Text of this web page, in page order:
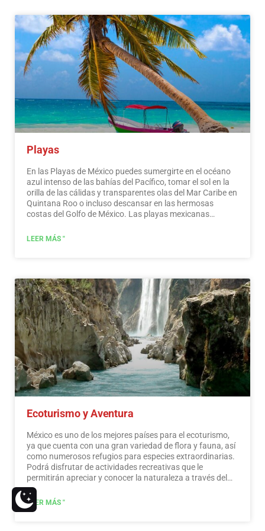
encontrarás lugares llenos de cultura y tradición, donde
podrás disfrutar de unas vacaciones relajantes,
interesantes y divertidas. En tu viaje por México, no
puedes dejar de comprar recuerdos; la artesanía que se
elabora aquí es de la más alta calidad y reconocida
mundialmente. ¡No te pierdas una ruta de compras!
Playas
En las Playas de México puedes sumergirte en el océano
azul intenso de las bahías del Pacífico, tomar el sol en la
orilla de las cálidas y transparentes olas del Mar Caribe en
Quintana Roo o incluso descansar en las hermosas
costas del Golfo de México. Las playas mexicanas
visitarlos, además de disfrutar del excelente clima y las
LEER MÁS "
Ecoturismo y Aventura
México es uno de los mejores países para el ecoturismo,
ya que cuenta con una gran variedad de flora y fauna, así
como numerosos refugios para especies extraordinarias.
Podrá disfrutar de actividades recreativas que le
permitirán apreciar y conocer la naturaleza a través del
contacto con ella, como la observación de estrellas,
atracciones naturales, fauna silvestre y aves. En todo
México existen más de 176 áreas naturales protegidas,
LEER MÁS "